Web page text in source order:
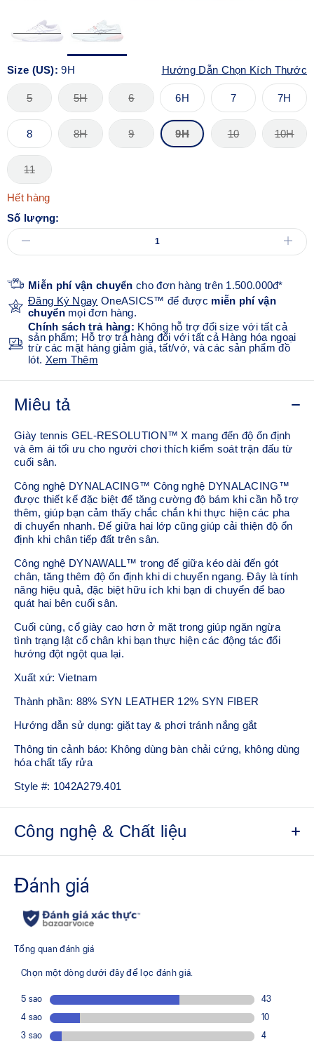
Size (US):9H Hướng Dẫn Chọn Kích Thước
5 5H 6 6H 7 7H
8 8H 9 9H 10 10H
11
Hết hàng
Số lượng:
Miễn phí vận chuyển cho đơn hàng trên 1.500.000đ*
Đăng Ký Ngay OneASICS™ để được miễn phí vận
chuyểnmọi đơn hàng.
Chính sách trả hàng: Không hỗ trợ đổi size với tất cả
sản phẩm; Hỗ trợ trả hàng đối với tất cả Hàng hóa ngoại
trừ các mặt hàng giảm giá, tất/vớ, và các sản phẩm đồ
lót. Xem Thêm
Miêu tả
Giày tennis GEL-RESOLUTION™ X mang đến độ ổn định
và êm ái tối ưu cho người chơi thích kiểm soát trận đấu từ
cuối sân.
Công nghệ DYNALACING™ Công nghệ DYNALACING™
được thiết kế đặc biệt để tăng cường độ bám khi cần hỗ trợ
thêm, giúp bạn cảm thấy chắc chắn khi thực hiện các pha
di chuyển nhanh. Đế giữa hai lớp cũng giúp cải thiện độ ổn
định khi chân tiếp đất trên sân.
Công nghệ DYNAWALL™ trong đế giữa kéo dài đến gót
chân, tăng thêm độ ổn định khi di chuyển ngang. Đây là tính
năng hiệu quả, đặc biệt hữu ích khi bạn di chuyển để bao
quát hai bên cuối sân.
Cuối cùng, cổ giày cao hơn ở mặt trong giúp ngăn ngừa
tình trạng lật cổ chân khi bạn thực hiện các động tác đổi
hướng đột ngột qua lại.
Xuất xứ: Vietnam
Thành phần: 88% SYN LEATHER 12% SYN FIBER
Hướng dẫn sử dụng: giặt tay & phơi tránh nắng gắt
Thông tin cảnh báo: Không dùng bàn chải cứng, không dùng
hóa chất tẩy rửa
Style #: 1042A279.401
Công nghệ & Chất liệu
Giúp cải tiến độ bền trong khu vực bên trong mũi giày
Công nghệ DYNAWALL™
Giúp cải tiến độ ổn định
Giúp tạo ra một sự vừa vặn ổn định trong các chuyển động
năng động
Cải tiến độ bền
Công nghệ GEL™ ở phần mũi chân
Cải tiến khả năng hấp thụ chấn động và tạo cảm giác êm ái